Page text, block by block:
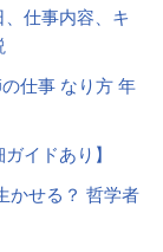
仕事内容、キ
仕事 なり方 年
イドあり】
かせる？ 哲学者